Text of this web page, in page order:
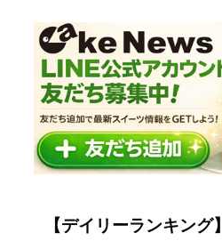
【デイリーランキング】